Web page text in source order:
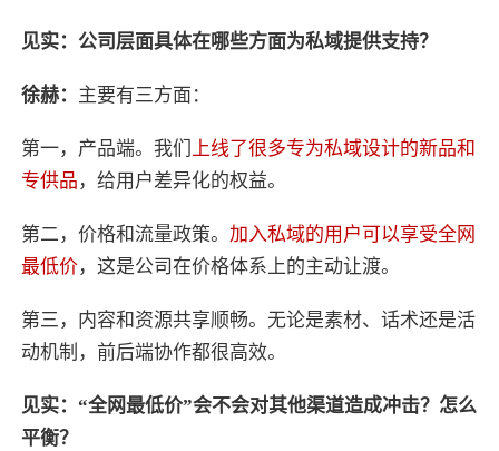
见实：公司层面具体在哪些方面为私域提供支持？
徐赫： 主要有三方面：
第一，产品端。我们 上线了很多专为私域设计的新品和
专供品 ，给用户差异化的权益。
第二，价格和流量政策。加入私域的用户可以享受全网
最低价，这是公司在价格体系上的主动让渡。
第三，内容和资源共享顺畅。无论是素材、话术还是活
动机制，前后端协作都很高效。
见实：“全网最低价”会不会对其他渠道造成冲击？怎么
平衡？